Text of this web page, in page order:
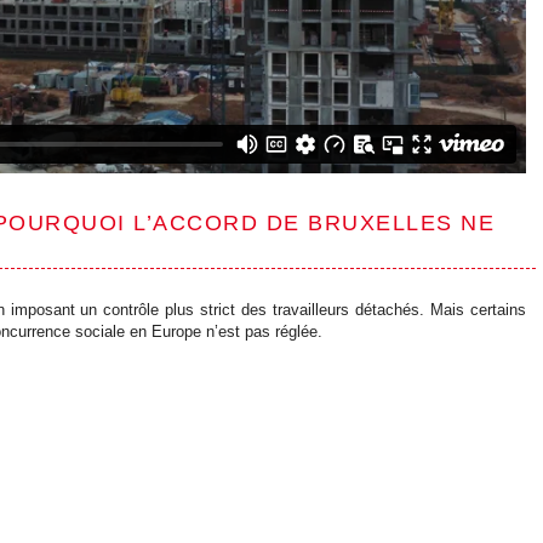
L’ACCORD DE BRUXELLES NE
un contrôle plus strict des travailleurs détachés. Mais certains
sociale en Europe n’est pas réglée.